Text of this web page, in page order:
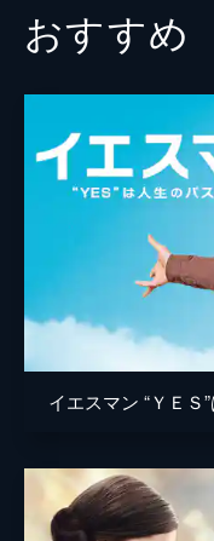
脚本
音楽
おすすめ
イエスマン “ＹＥＳ